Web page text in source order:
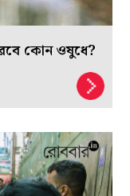
কোন ওষুধে?